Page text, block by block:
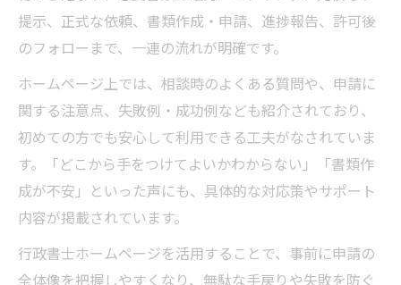
提示、正式な依頼、書類作成・申請、進捗報告、許可後
のフォローまで、一連の流れが明確です。
ホームページ上では、相談時のよくある質問や、申請に
関する注意点、失敗例・成功例なども紹介されており、
初めての方でも安心して利用できる工夫がなされていま
す。「どこから手をつけてよいかわからない」「書類作
成が不安」といった声にも、具体的な対応策やサポート
内容が掲載されています。
行政書士ホームページを活用することで、事前に申請の
全体像を把握しやすくなり、無駄な手戻りや失敗を防ぐ